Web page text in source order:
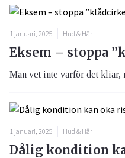
1 januari, 2025 Hud & Hår
Eksem – stoppa
Man vet inte varför det kliar,
1 januari, 2025 Hud & Hår
Dålig kondition